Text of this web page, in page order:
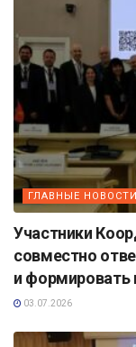
ГЛАВНЫЕ НОВОСТИ
Участники
совместно
и
03.07.2026